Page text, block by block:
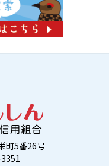
町5番26号